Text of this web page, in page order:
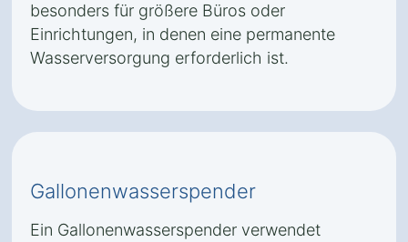
besonders für größere Büros oder
Einrichtungen, in denen eine permanente
Wasserversorgung erforderlich ist.
Gallonenwasserspender
Ein Gallonenwasserspender verwendet